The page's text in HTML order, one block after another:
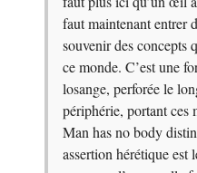
faut maintenant entrer
souvenir des concepts
ce monde. C’est une
losange, perforée le
périphérie, portant ces
Man has no body
assertion hérétique est